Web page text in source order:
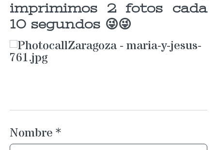
imprimimos 2 fotos cada
10 segundos 😜😜
Nombre *